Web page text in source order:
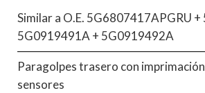
Similar a O.E. 5G6807417APGRU
5G0919491A + 5G0919492A
Paragolpes trasero con
sensores